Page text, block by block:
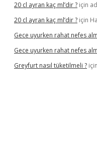
20 cl ayran kaç ml’dir ? için
20 cl ayran kaç ml’dir ? için
Gece uyurken rahat nefes
Gece uyurken rahat nefes
Greyfurt nasıl tüketilmeli ? için